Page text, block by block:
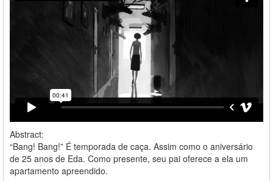
Abstract:
“Bang! Bang!” É temporada de caça. Assim como o aniversário
de 25 anos de Eda. Como presente, seu pai oferece a ela um
apartamento apreendido.